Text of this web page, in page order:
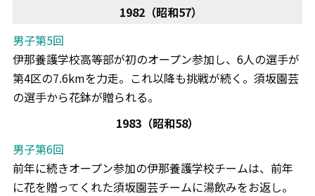
1982（昭和57）
男子第5回
伊那養護学校高等部が初のオープン参加し、6人の選手が
第4区の7.6kmを力走。これ以降も挑戦が続く。須坂園芸
の選手から花鉢が贈られる。
1983（昭和58）
男子第6回
前年に続きオープン参加の伊那養護学校チームは、前年
に花を贈ってくれた須坂園芸チームに湯飲みをお返し。